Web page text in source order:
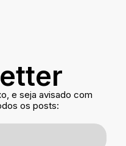
e seja avisado com
os posts: